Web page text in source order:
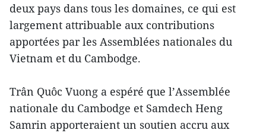
deux pays dans tous les domaines, ce qui est
largement attribuable aux contributions
apportées par les Assemblées nationales du
Vietnam et du Cambodge.
Trân Quôc Vuong a espéré que l’Assemblée
nationale du Cambodge et Samdech Heng
Samrin apporteraient un soutien accru aux